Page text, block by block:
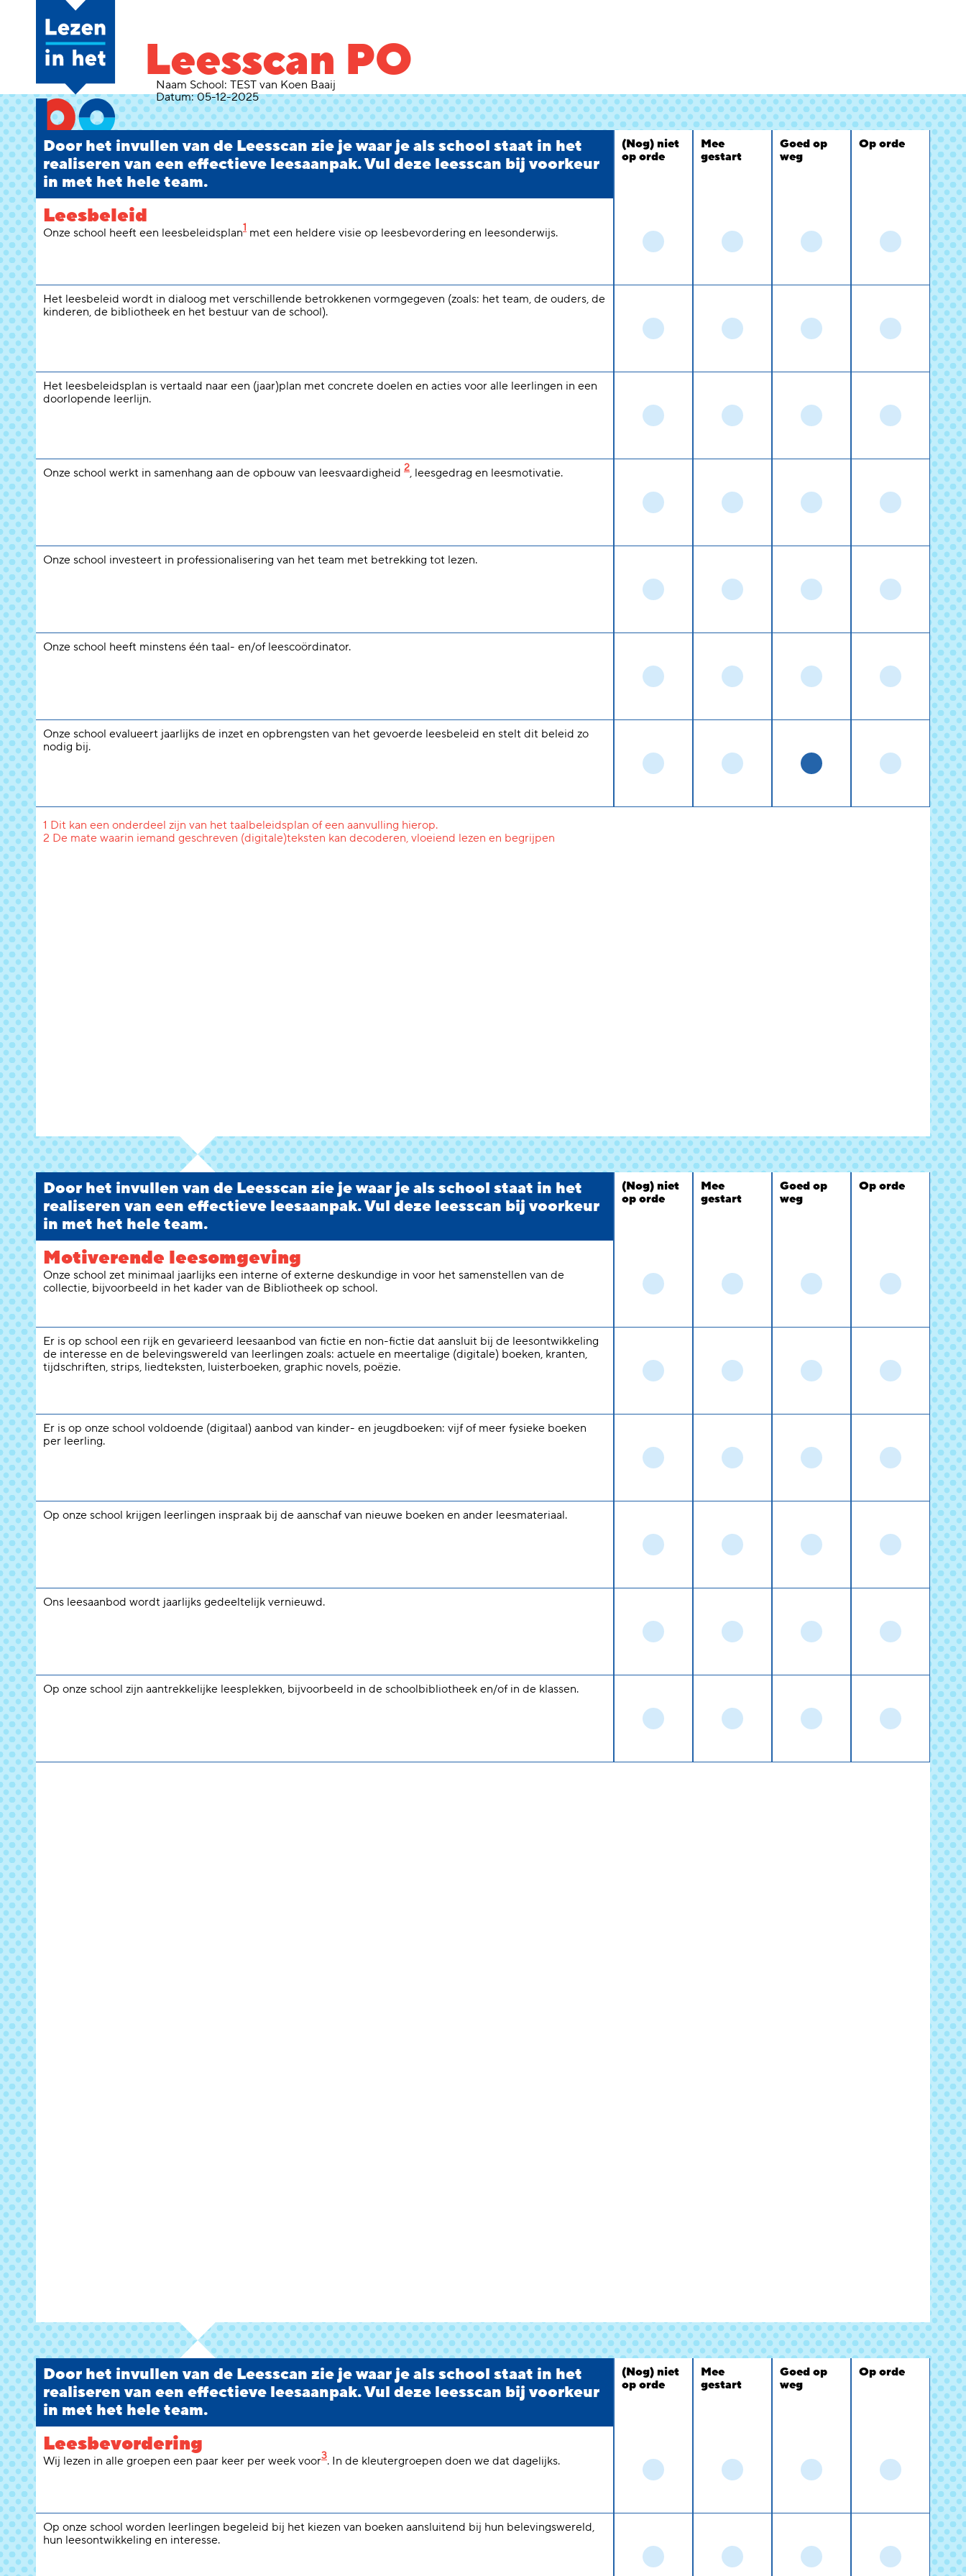
Leesscan PO
Naam School: TEST van Koen Baaij
Datum:05-12-2025
Door het invullen van de Leesscan zie je waar je als school staat in het
realiseren van een effectieve leesaanpak. Vul deze leesscan bij voorkeur
in met het hele team.
(Nog) niet
op orde
Mee
gestart
Goed op
weg
Op orde
Leesbeleid
Onze school heeft een leesbeleidsplan1 met een heldere visie op leesbevordering en leesonderwijs.
Het leesbeleid wordt in dialoog met verschillende betrokkenen vormgegeven (zoals: het team, de ouders, de
kinderen, de bibliotheek en het bestuur van de school).
Het leesbeleidsplan is vertaald naar een (jaar)plan met concrete doelen en acties voor alle leerlingen in een
doorlopende leerlijn.
Onze school werkt in samenhang aan de opbouw van leesvaardigheid 2, leesgedrag en leesmotivatie.
Onze school investeert in professionalisering van het team met betrekking tot lezen.
Onze school heeft minstens één taal- en/of leescoördinator.
Onze school evalueert jaarlijks de inzet en opbrengsten van het gevoerde leesbeleid en stelt dit beleid zo
nodig bij.
1 Dit kan een onderdeel zijn van het taalbeleidsplan of een aanvulling hierop.
2 De mate waarin iemand geschreven (digitale)teksten kan decoderen, vloeiend lezen en begrijpen
Door het invullen van de Leesscan zie je waar je als school staat in het
realiseren van een effectieve leesaanpak. Vul deze leesscan bij voorkeur
in met het hele team.
(Nog) niet
op orde
Mee
gestart
Goed op
weg
Op orde
Motiverende leesomgeving
Onze school zet minimaal jaarlijks een interne of externe deskundige in voor het samenstellen van de
collectie, bijvoorbeeld in het kader van de Bibliotheek op school.
Er is op school een rijk en gevarieerd leesaanbod van fictie en non-fictie dat aansluit bij de leesontwikkeling
de interesse en de belevingswereld van leerlingen zoals: actuele en meertalige (digitale) boeken, kranten,
tijdschriften, strips, liedteksten, luisterboeken, graphic novels, poëzie.
Er is op onze school voldoende (digitaal) aanbod van kinder- en jeugdboeken: vijf of meer fysieke boeken
per leerling.
Op onze school krijgen leerlingen inspraak bij de aanschaf van nieuwe boeken en ander leesmateriaal.
Ons leesaanbod wordt jaarlijks gedeeltelijk vernieuwd.
Op onze school zijn aantrekkelijke leesplekken, bijvoorbeeld in de schoolbibliotheek en/of in de klassen.
Door het invullen van de Leesscan zie je waar je als school staat in het
realiseren van een effectieve leesaanpak. Vul deze leesscan bij voorkeur
in met het hele team.
(Nog) niet
op orde
Mee
gestart
Goed op
weg
Op orde
Leesbevordering
Wij lezen in alle groepen een paar keer per week voor3. In de kleutergroepen doen we dat dagelijks.
Op onze school worden leerlingen begeleid bij het kiezen van boeken aansluitend bij hun belevingswereld,
hun leesontwikkeling en interesse.